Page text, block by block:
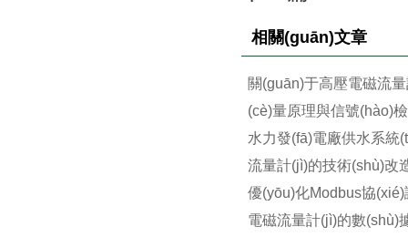
相關(guān)文章
關(guān)于高壓電磁流
(cè)量原理與信號(hào)
水力發(fā)電廠供水系統
流量計(jì)的技術(shù)改
優(yōu)化Modbus協
電磁流量計(jì)的數(shù)